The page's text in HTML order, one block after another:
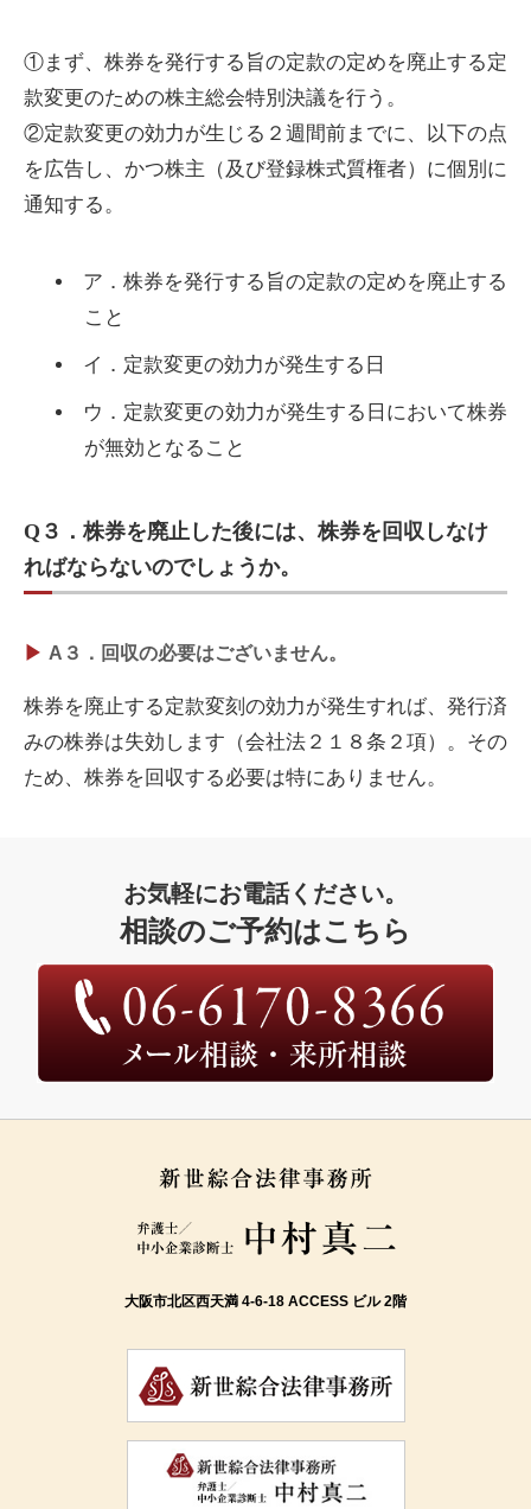
①まず、株券を発行する旨の定款の定めを廃止する定
款変更のための株主総会特別決議を行う。
②定款変更の効力が生じる２週間前までに、以下の点
を広告し、かつ株主（及び登録株式質権者）に個別に
通知する。
ア．株券を発行する旨の定款の定めを廃止する
こと
イ．定款変更の効力が発生する日
ウ．定款変更の効力が発生する日において株券
が無効となること
Q３．株券を廃止した後には、株券を回収しなけ
ればならないのでしょうか。
A３．回収の必要はございません。
株券を廃止する定款変刻の効力が発生すれば、発行済
みの株券は失効します（会社法２１８条２項）。その
ため、株券を回収する必要は特にありません。
お気軽にお電話ください。
相談のご予約はこちら
大阪市北区西天満 4-6-18 ACCESS ビル 2階